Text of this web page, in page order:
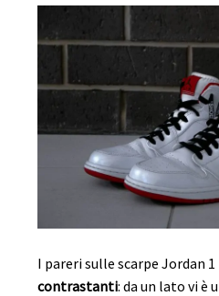
I pareri sulle scarpe Jordan
contrastanti: da un lato vi è